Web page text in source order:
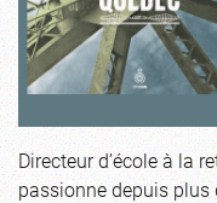
Directeur d’école à la
passionne depuis plus